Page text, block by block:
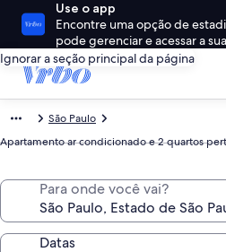
Use o app
Encontre uma opção de
pode gerenciar e acessar a
Ignorar a seção principal da página
São Paulo
Apartamento ar condicionado e 2 quartos
Para onde você vai?
Datas